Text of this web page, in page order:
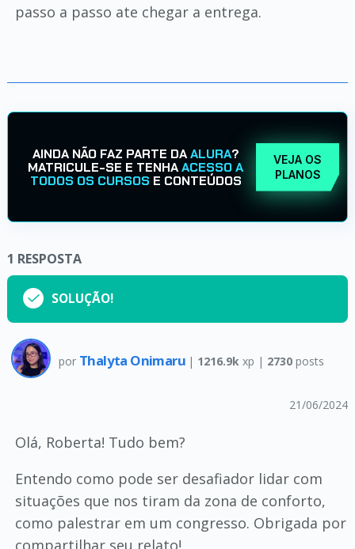
passo a passo ate chegar a entrega.
AINDA NÃO FAZ PARTE DAALURA?
MATRICULE-SE E TENHAACESSO A
TODOS OS CURSOS E CONTEÚDOS
VEJA OS
PLANOS
1 RESPOSTA
SOLUÇÃO!
por Thalyta Onimaru | 1216.9k xp | 2730 posts
21/06/2024
Olá, Roberta! Tudo bem?
Entendo como pode ser desafiador lidar com
situações que nos tiram da zona de conforto,
como palestrar em um congresso. Obrigada por
compartilhar seu relato!